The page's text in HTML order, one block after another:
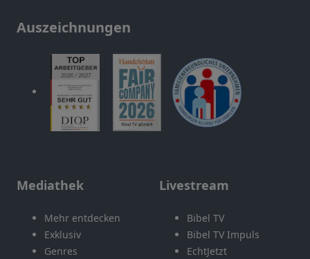
Auszeichnungen
Mediathek
Mehr entdecken
Exklusiv
Genres
Livestream
Bibel TV
Bibel TV Impuls
EchtJetzt